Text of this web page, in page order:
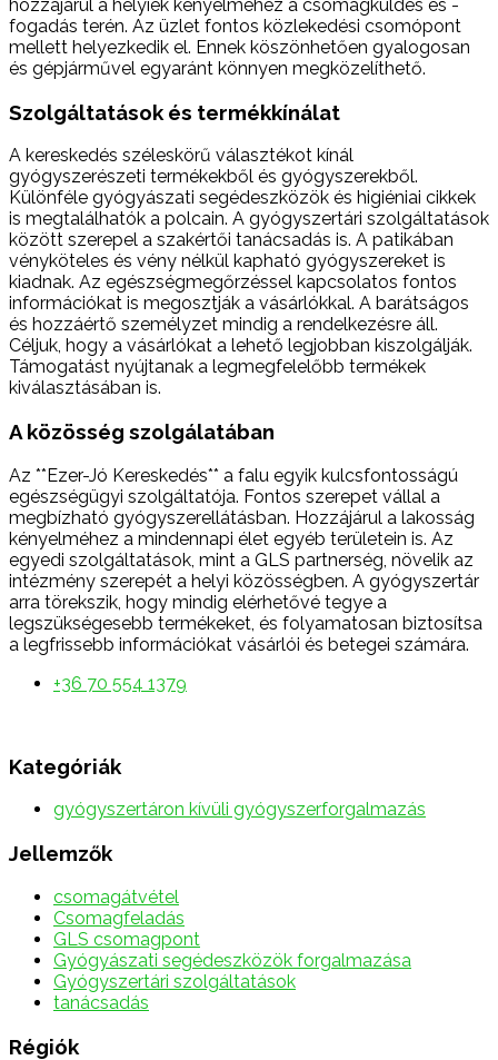
hozzájárul a helyiek kényelméhez a csomagküldés és -
fogadás terén. Az üzlet fontos közlekedési csomópont
mellett helyezkedik el. Ennek köszönhetően gyalogosan
és gépjárművel egyaránt könnyen megközelíthető.
Szolgáltatások és termékkínálat
A kereskedés széleskörű választékot kínál
gyógyszerészeti termékekből és gyógyszerekből.
Különféle gyógyászati segédeszközök és higiéniai cikkek
is megtalálhatók a polcain. A gyógyszertári szolgáltatások
között szerepel a szakértői tanácsadás is. A patikában
vényköteles és vény nélkül kapható gyógyszereket is
kiadnak. Az egészségmegőrzéssel kapcsolatos fontos
információkat is megosztják a vásárlókkal. A barátságos
és hozzáértő személyzet mindig a rendelkezésre áll.
Céljuk, hogy a vásárlókat a lehető legjobban kiszolgálják.
Támogatást nyújtanak a legmegfelelőbb termékek
kiválasztásában is.
A közösség szolgálatában
Az **Ezer-Jó Kereskedés** a falu egyik kulcsfontosságú
egészségügyi szolgáltatója. Fontos szerepet vállal a
megbízható gyógyszerellátásban. Hozzájárul a lakosság
kényelméhez a mindennapi élet egyéb területein is. Az
egyedi szolgáltatások, mint a GLS partnerség, növelik az
intézmény szerepét a helyi közösségben. A gyógyszertár
arra törekszik, hogy mindig elérhetővé tegye a
legszükségesebb termékeket, és folyamatosan biztosítsa
a legfrissebb információkat vásárlói és betegei számára.
+36 70 554 1379
Kategóriák
gyógyszertáron kívüli gyógyszerforgalmazás
Jellemzők
csomagátvétel
Csomagfeladás
GLS csomagpont
Gyógyászati segédeszközök forgalmazása
Gyógyszertári szolgáltatások
tanácsadás
Régiók